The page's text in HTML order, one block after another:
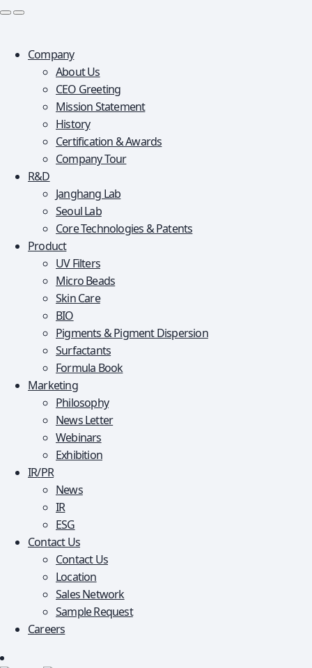
Company
About Us
CEO Greeting
Mission Statement
History
Certification & Awards
Company Tour
R&D
Janghang Lab
Seoul Lab
Core Technologies & Patents
Product
UV Filters
Micro Beads
Skin Care
BIO
Pigments & Pigment Dispersion
Surfactants
Formula Book
Marketing
Philosophy
News Letter
Webinars
Exhibition
IR/PR
News
IR
ESG
Contact Us
Contact Us
Location
Sales Network
Sample Request
Careers